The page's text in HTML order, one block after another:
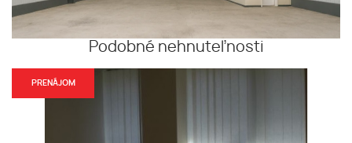
Podobné nehnuteľnosti
PRENÁJOM